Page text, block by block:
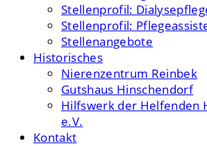
Stellenprofil:
Stellenprofil:
Stellenangebote
Historisches
Nierenzentrum Reinbek
Gutshaus Hinschendorf
Hilfswerk der Helfenden
e.V.
Kontakt